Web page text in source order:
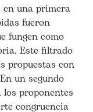
en una primera
fueron
fungen como
Este filtrado
propuestas con
un segundo
proponentes
congruencia